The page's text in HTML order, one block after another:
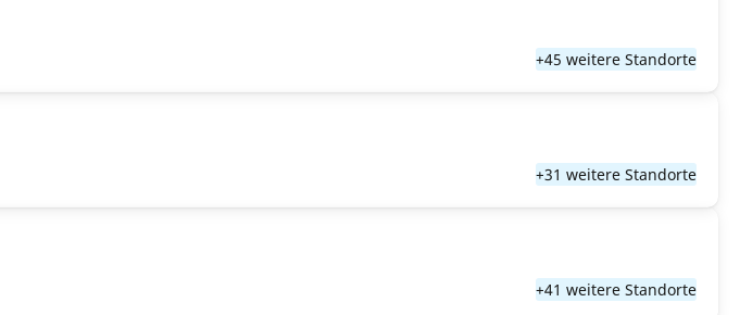
+45 weitere Standorte
+31 weitere Standorte
+41 weitere Standorte